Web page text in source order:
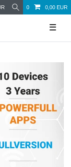
0 0,00 EUR
☰